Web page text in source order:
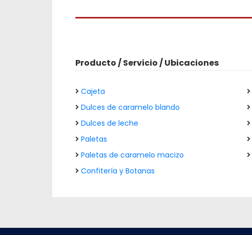
Producto / Servicio / Ubicaciones
Cajeta
Dulces de caramelo blando
Dulces de leche
Paletas
Paletas de caramelo macizo
Confitería y Botanas